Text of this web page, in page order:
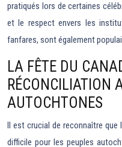
pratiqués lors de certaines
et le respect envers les
fanfares, sont également
LA FÊTE DU
RÉCONCILIATION
AUTOCHTONES
Il est crucial de reconnaître que
difficile pour les peuples